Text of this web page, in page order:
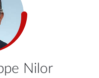
Nilor